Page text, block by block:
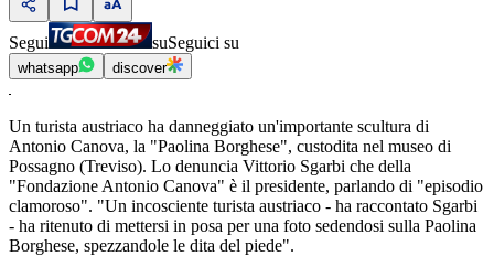
Segui suSeguici su
whatsapp discover
Un turista austriaco ha danneggiato un'importante scultura di
Antonio Canova, la "Paolina Borghese", custodita nel museo di
Possagno (Treviso). Lo denuncia Vittorio Sgarbi che della
"Fondazione Antonio Canova" è il presidente, parlando di "episodio
clamoroso". "Un incosciente turista austriaco - ha raccontato Sgarbi
- ha ritenuto di mettersi in posa per una foto sedendosi sulla Paolina
Borghese, spezzandole le dita del piede".